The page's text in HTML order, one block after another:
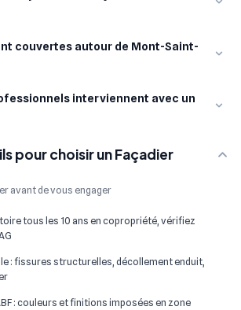
couvertes autour de Mont-Saint-
interviennent avec un
pour choisir un Façadier
avant de vous engager
tous les 10 ans en copropriété, vérifiez
: fissures structurelles, décollement enduit,
: couleurs et finitions imposées en zone